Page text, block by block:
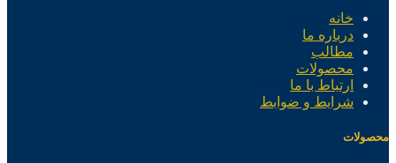
خانه
درباره ما
مطالب
محصولات
ارتباط با ما
شرایط و ضوابط
محصولات